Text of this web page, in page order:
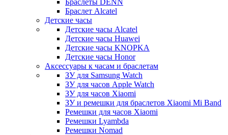
Браслеты DENN
Браслет Alcatel
Детские часы
Детские часы Alcatel
Детские часы Huawei
Детские часы KNOPKA
Детские часы Honor
Аксессуары к часам и браслетам
ЗУ для Samsung Watch
ЗУ для часов Apple Watch
ЗУ для часов Xiaomi
ЗУ и ремешки для браслетов Xiaomi Mi Band
Ремешки для часов Xiaomi
Ремешки Lyambda
Ремешки Nomad